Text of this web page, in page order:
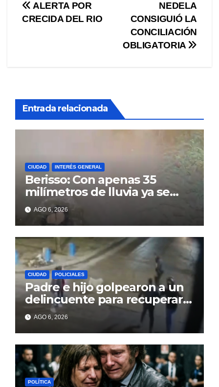
Navegación
NEDELA
CONSIGUIÓ LA
CONCILIACIÓN
OBLIGATORIA
ALERTA POR
CRECIDA DEL RIO
Entrada relacionada
CIUDAD INTERÉS GENERAL
Berisso: Con apenas 35
milímetros de lluvia ya se
sienten los problemas
AGO 6, 2026
CIUDAD POLICIALES
Padre e hijo golpearon a un
delincuente para recuperar
un celular robado en Berisso
AGO 6, 2026
POLÍTICA